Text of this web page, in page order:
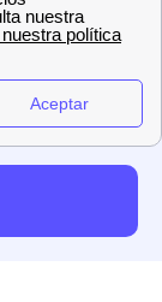
de trabajo